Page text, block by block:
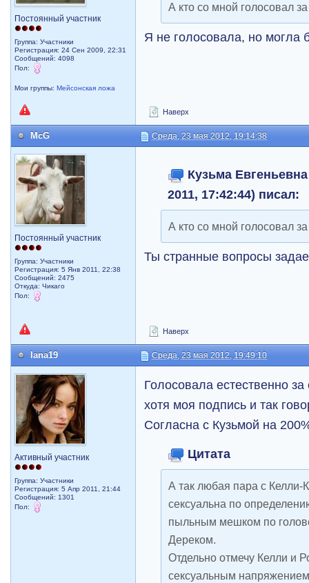
Постоянный участник
Группа: Участники
Регистрация: 24 Сен 2009, 22:31
Сообщений: 4098
Пол:
Мои группы: Мейсонская ложа
А кто со мной голосовал
Я не голосовала, но могла
Наверх
McG Среда, 23 мая 2012, 19:14:38
Постоянный участник
Группа: Участники
Регистрация: 5 Янв 2011, 22:38
Сообщений: 2475
Откуда: Чикаго
Пол:
Кузьма
2011, 17:42:44) писал:
А кто со мной голосовал
Ты странные вопросы
Наверх
lana19 Среда, 23 мая 2012, 19:49:10
Активный участник
Группа: Участники
Регистрация: 5 Апр 2011, 21:44
Сообщений: 1301
Пол:
Голосовала естественно
хотя моя подпись и так
Согласна с Кузьмой на
Цитата
А так любая пара с
сексуальна по
пыльным мешком по
Дереком.
Отдельно отмечу Келли и
сексуальным